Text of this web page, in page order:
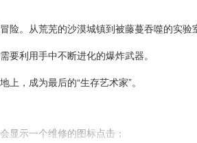
。从荒芜的沙漠城镇到被藤蔓吞噬的实验
要利用手中不断进化的爆炸武器。
，成为最后的“生存艺术家”。
显示一个维修的图标点击；